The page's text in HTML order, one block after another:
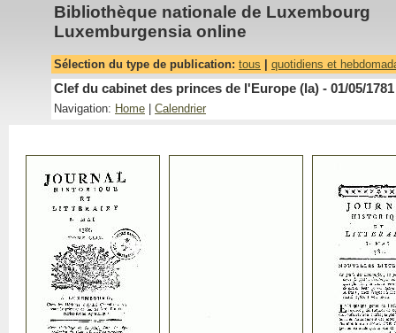
Bibliothèque nationale de Luxembourg
Luxemburgensia online
Sélection du type de publication: tous quotidiens et
Clef du cabinet des princes de l'Europe (la) - 01/05/1781
Navigation: Home Calendrier